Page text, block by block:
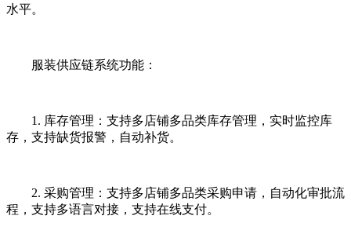
水平。
服装供应链系统功能：
1. 库存管理：支持多店铺多品类库存管理，实时监控库
存，支持缺货报警，自动补货。
2. 采购管理：支持多店铺多品类采购申请，自动化审批流
程，支持多语言对接，支持在线支付。